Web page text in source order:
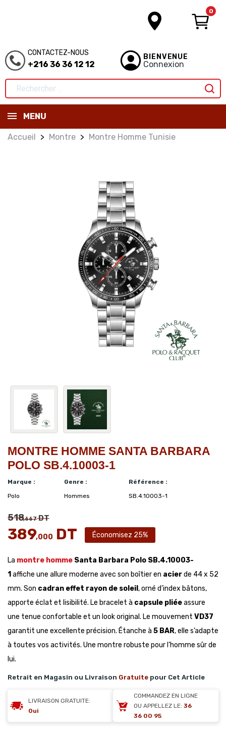
0
CONTACTEZ-NOUS
+216 36 36 12 12
BIENVENUE
Connexion
MENU
Accueil Montre Montre Homme Tunisie
MONTRE HOMME SANTA BARBARA
POLO SB.4.10003-1
Marque :
Polo
Genre :
Hommes
Référence :
SB.4.10003-1
518,667DT
389,000 DT Économisez 25%
La montre homme Santa Barbara Polo SB.4.10003-
1 affiche une allure moderne avec son boîtier en acierde 44 x 52
mm. Son cadran effet rayon de soleil , orné d’index bâtons,
apporte éclat et lisibilité. Le bracelet à capsule pliéeassure
une tenue confortable et un look original. Le mouvement VD37
garantit une excellente précision. Étanche à 5 BAR, elle s’adapte
à toutes vos activités. Une montre robuste pour l’homme sûr de
lui.
Retrait en Magasin ou Livraison Gratuite pour Cet Article
LIVRAISON GRATUITE:
Oui
COMMANDEZ EN LIGNE
OU APPELLEZ LE: 36
36 00 95